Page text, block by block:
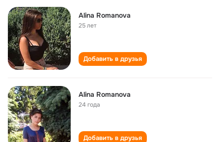
Alina Romanova
25 лет
Добавить в друзья
Alina Romanova
24 года
Добавить в друзья